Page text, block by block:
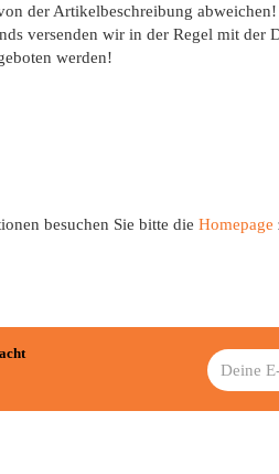
der Artikelbeschreibung
versenden wir in der Regel mit der
werden!
besuchen Sie bitte die Homepage